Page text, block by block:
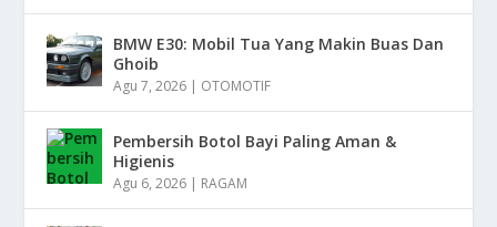
BMW E30: Mobil Tua Yang Makin Buas Dan
Ghoib
Agu 7, 2026 OTOMOTIF
Pembersih Botol Bayi Paling Aman &
Higienis
Agu 6, 2026 RAGAM